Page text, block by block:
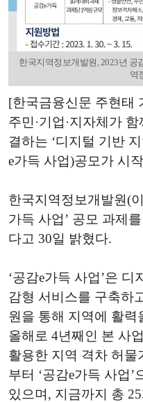
한국지역정보개발원, 2023년 공
역
[한국금융신문 주현태
주민·기업·지자체가
결하는 ‘디지털 기반
e가득 사업)공모가 시
한국지역정보개발원(
가득 사업’ 공모 과제
다고 30일 밝혔다.
‘공감e가득 사업’은
감형 서비스를 구축하
원을 통해 지역에 활력
올해로 4년째인 본 사
활용한 지역 격차 허물
부터 ‘공감e가득 사업
있으며, 지금까지 총